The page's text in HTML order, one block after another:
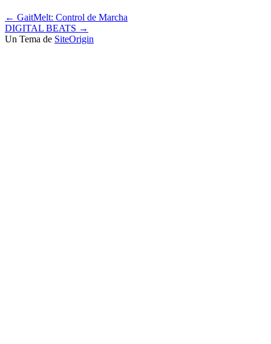
← GaitMelt: Control de Marcha
DIGITAL BEATS →
Un Tema de SiteOrigin